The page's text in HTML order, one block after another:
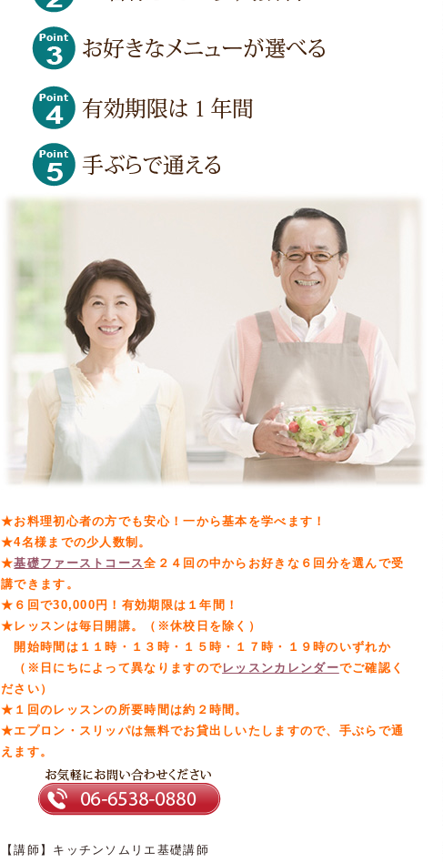
★お料理初心者の方でも安心！一から基本を学べます！
★4名様までの少人数制。
★基礎ファーストコース全２４回の中からお好きな６回分を選んで受
講できます。
★６回で30,000円！有効期限は１年間！
★レッスンは毎日開講。（※休校日を除く）
開始時間は１１時・１３時・１５時・１７時・１９時のいずれか
（※日にちによって異なりますのでレッスンカレンダーでご確認く
ださい）
★１回のレッスンの所要時間は約２時間。
★エプロン・スリッパは無料でお貸出しいたしますので、手ぶらで通
えます。
【講師】キッチンソムリエ基礎講師